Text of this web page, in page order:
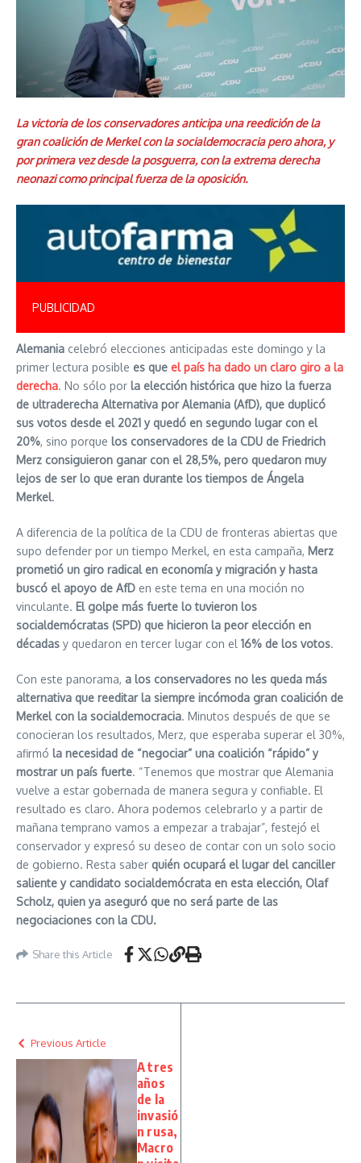
La victoria de los conservadores anticipa una reedición de la
gran coalición de Merkel con la socialdemocracia pero ahora, y
por primera vez desde la posguerra, con la extrema derecha
neonazi como principal fuerza de la oposición.
PUBLICIDAD
Alemania celebró elecciones anticipadas este domingo y la
primer lectura posible es que el país ha dado un claro giro a la
derecha. No sólo por la elección histórica que hizo la fuerza
de ultraderecha Alternativa por Alemania (AfD), que duplicó
sus votos desde el 2021 y quedó en segundo lugar con el
20%, sino porque los conservadores de la CDU de Friedrich
Merz consiguieron ganar con el 28,5%, pero quedaron muy
lejos de ser lo que eran durante los tiempos de Ángela
Merkel.
A diferencia de la política de la CDU de fronteras abiertas que
supo defender por un tiempo Merkel, en esta campaña, Merz
prometió un giro radical en economía y migración y hasta
buscó el apoyo de AfD en este tema en una moción no
vinculante. El golpe más fuerte lo tuvieron los
socialdemócratas (SPD) que hicieron la peor elección en
décadas y quedaron en tercer lugar con el 16% de los votos.
Con este panorama, a los conservadores no les queda más
alternativa que reeditar la siempre incómoda gran coalición de
Merkel con la socialdemocracia. Minutos después de que se
conocieran los resultados, Merz, que esperaba superar el 30%,
afirmó la necesidad de “negociar” una coalición “rápido” y
mostrar un país fuerte. “Tenemos que mostrar que Alemania
vuelve a estar gobernada de manera segura y confiable. El
resultado es claro. Ahora podemos celebrarlo y a partir de
mañana temprano vamos a empezar a trabajar”, festejó el
conservador y expresó su deseo de contar con un solo socio
de gobierno. Resta saber quién ocupará el lugar del canciller
saliente y candidato socialdemócrata en esta elección, Olaf
Scholz, quien ya aseguró que no será parte de las
negociaciones con la CDU.
Share this Article
Previous Article
A tres
años
de la
invasió
n rusa,
Macro